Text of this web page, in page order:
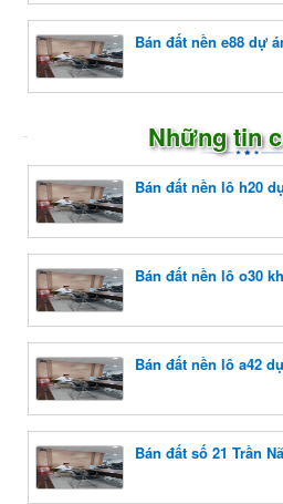
Bán đất nền e88 dự
Những tin
Bán đất nền lô h20
Bán đất nền lô o30
Bán đất nền lô a42
Bán đất số 21 Trần